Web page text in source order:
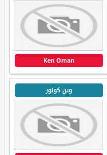
Ken Oman
وين كونور